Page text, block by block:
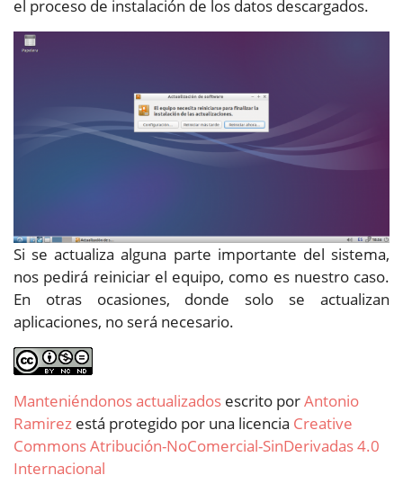
el proceso de instalación de los datos descargados.
Si se actualiza alguna parte importante del sistema,
nos pedirá reiniciar el equipo, como es nuestro caso.
En otras ocasiones, donde solo se actualizan
aplicaciones, no será necesario.
Manteniéndonos actualizados escrito porAntonio
Ramirez está protegido por una licencia Creative
Commons Atribución-NoComercial-SinDerivadas 4.0
Internacional